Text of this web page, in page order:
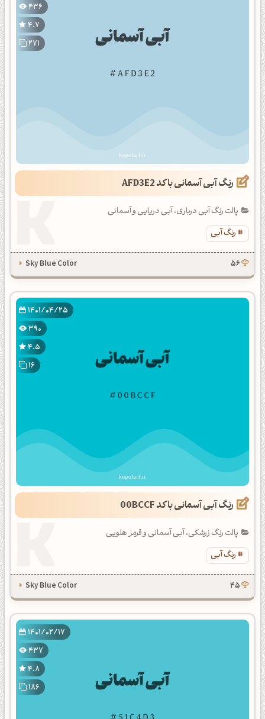
436
4.7
271
رنگ آبی آسمانی با کد AFD3E2
پالت رنگ آبی درباری، آبی دریایی و آسمانی
رنگ آبی
56
Sky Blue Color
1401/04/25
390
4.5
16
رنگ آبی آسمانی با کد 00BCCF
پالت رنگ زرشکی، آبی آسمانی و قرمز هلویی
رنگ آبی
45
Sky Blue Color
1401/02/17
437
4.8
186